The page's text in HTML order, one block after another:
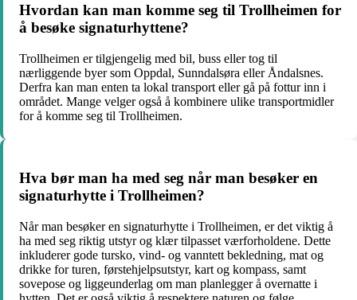
Hvordan kan man komme seg til Trollheimen for
å besøke signaturhyttene?
Trollheimen er tilgjengelig med bil, buss eller tog til
nærliggende byer som Oppdal, Sunndalsøra eller Åndalsnes.
Derfra kan man enten ta lokal transport eller gå på fottur inn i
området. Mange velger også å kombinere ulike transportmidler
for å komme seg til Trollheimen.
Hva bør man ha med seg når man besøker en
signaturhytte i Trollheimen?
Når man besøker en signaturhytte i Trollheimen, er det viktig å
ha med seg riktig utstyr og klær tilpasset værforholdene. Dette
inkluderer gode tursko, vind- og vanntett bekledning, mat og
drikke for turen, førstehjelpsutstyr, kart og kompass, samt
sovepose og liggeunderlag om man planlegger å overnatte i